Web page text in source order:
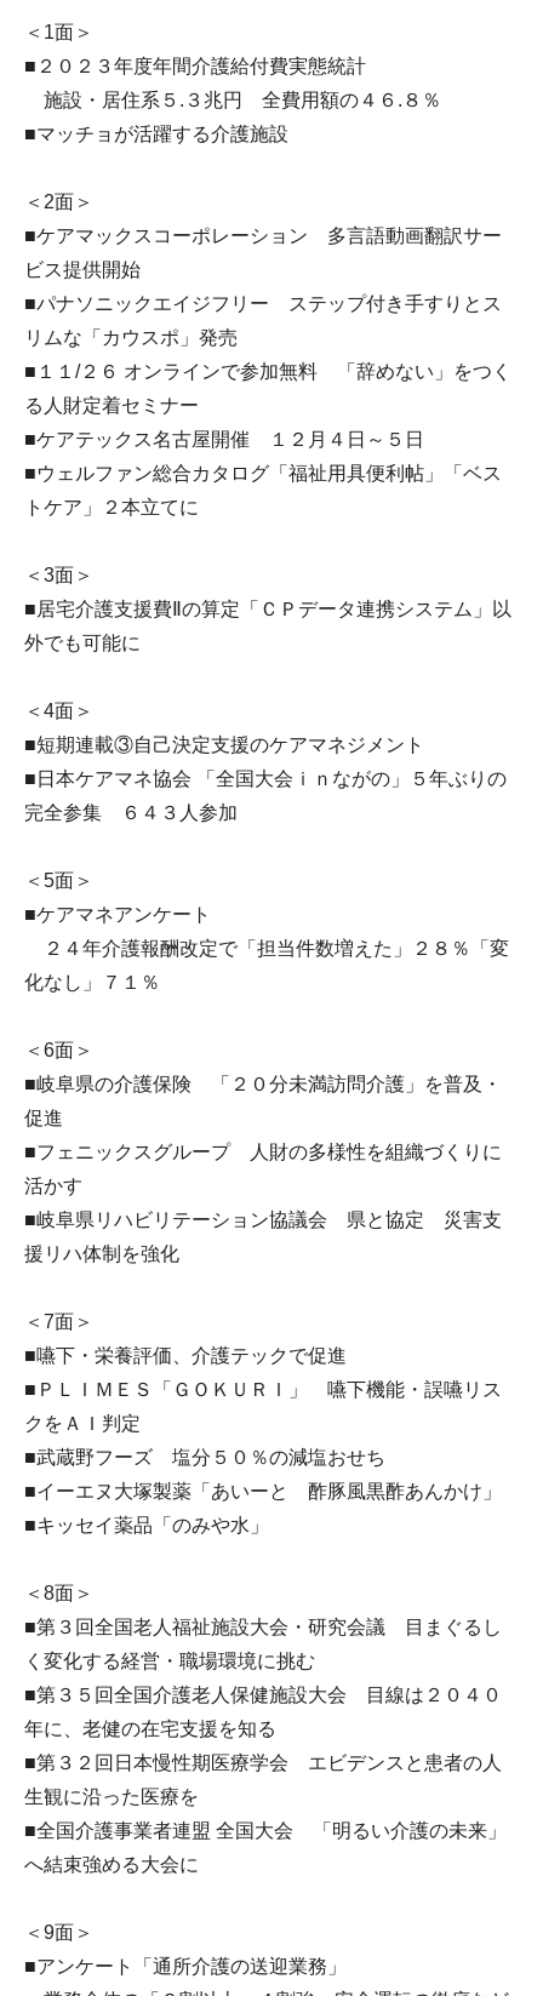
＜1面＞
■２０２３年度年間介護給付費実態統計
施設・居住系５.３兆円 全費用額の４６.８％
■マッチョが活躍する介護施設
＜2面＞
■ケアマックスコーポレーション 多言語動画翻訳サー
ビス提供開始
■パナソニックエイジフリー ステップ付き手すりとス
リムな「カウスポ」発売
■１１/２６ オンラインで参加無料 「辞めない」をつく
る人財定着セミナー
■ケアテックス名古屋開催 １２月４日～５日
■ウェルファン総合カタログ「福祉用具便利帖」「ベス
トケア」２本立てに
＜3面＞
■居宅介護支援費Ⅱの算定「ＣＰデータ連携システム」以
外でも可能に
＜4面＞
■短期連載③自己決定支援のケアマネジメント
■日本ケアマネ協会 「全国大会ｉｎながの」５年ぶりの
完全参集 ６４３人参加
＜5面＞
■ケアマネアンケート
２４年介護報酬改定で「担当件数増えた」２８％「変
化なし」７１％
＜6面＞
■岐阜県の介護保険 「２０分未満訪問介護」を普及・
促進
■フェニックスグループ 人財の多様性を組織づくりに
活かす
■岐阜県リハビリテーション協議会 県と協定 災害支
援リハ体制を強化
＜7面＞
■嚥下・栄養評価、介護テックで促進
■ＰＬＩＭＥＳ「ＧＯＫＵＲＩ」 嚥下機能・誤嚥リス
クをＡＩ判定
■武蔵野フーズ 塩分５０％の減塩おせち
■イーエヌ大塚製薬「あいーと 酢豚風黒酢あんかけ」
■キッセイ薬品「のみや水」
＜8面＞
■第３回全国老人福祉施設大会・研究会議 目まぐるし
く変化する経営・職場環境に挑む
■第３５回全国介護老人保健施設大会 目線は２０４０
年に、老健の在宅支援を知る
■第３２回日本慢性期医療学会 エビデンスと患者の人
生観に沿った医療を
■全国介護事業者連盟 全国大会 「明るい介護の未来」
へ結束強める大会に
＜9面＞
■アンケート「通所介護の送迎業務」